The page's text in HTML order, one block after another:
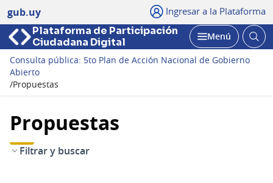
gub.uy Ingresar a la Plataforma
Plataforma de Participación
Ciudadana Digital
Abrir
Menú
Consulta pública: 5to Plan de Acción Nacional de Gobierno
Abierto
/Propuestas
Propuestas
Filtrar y buscar